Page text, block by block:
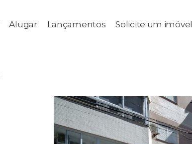
Alugar Lançamentos Solicite um imóvel